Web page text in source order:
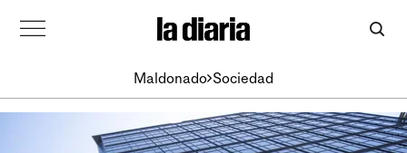
Maldonado Sociedad